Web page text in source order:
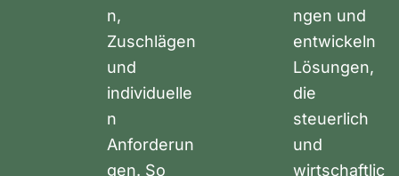
n,
Zuschlägen
und
individuelle
n
Anforderun
gen. So
ngen und
entwickeln
Lösungen,
die
steuerlich
und
wirtschaftlic